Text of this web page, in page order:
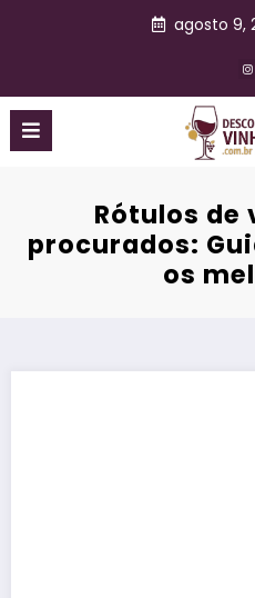
agosto 9,
Rótulos de
procurados:
os